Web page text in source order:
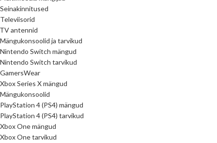
Seinakinnitused
Televiisorid
ТV antennid
Mängukonsoolid ja tarvikud
Nintendo Switch mängud
Nintendo Switch tarvikud
GamersWear
Xbox Series X mängud
Mängukonsoolid
PlayStation 4 (PS4) mängud
PlayStation 4 (PS4) tarvikud
Xbox One mängud
Xbox One tarvikud